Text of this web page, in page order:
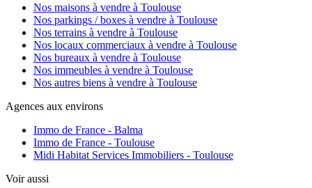
Nos maisons à vendre à Toulouse
Nos parkings / boxes à vendre à Toulouse
Nos terrains à vendre à Toulouse
Nos locaux commerciaux à vendre à Toulouse
Nos bureaux à vendre à Toulouse
Nos immeubles à vendre à Toulouse
Nos autres biens à vendre à Toulouse
Agences aux environs
Immo de France - Balma
Immo de France - Toulouse
Midi Habitat Services Immobiliers - Toulouse
Voir aussi